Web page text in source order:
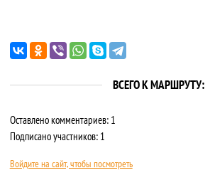
ВСЕГО К МАРШРУТУ:
Оставлено комментариев: 1
Подписано участников: 1
Войдите на сайт, чтобы посмотреть